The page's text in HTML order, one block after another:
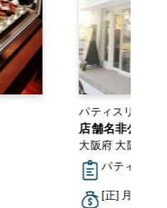
パティスリー・ス
店舗名非公開（
大阪府 大阪市東
パティシエ
[正] 月給18